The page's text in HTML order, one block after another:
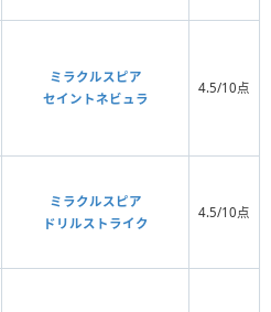
ミラクルスピア
セイントネビュラ
4.5/10点
ミラクルスピア
ドリルストライク
4.5/10点